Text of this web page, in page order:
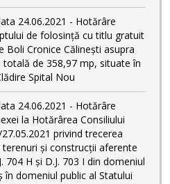
24.06.2021 - Hotărâre
de folosință cu titlu gratuit
Boli Cronice Călinești asupra
de 358,97 mp, situate în
Spital Nou
24.06.2021 - Hotărâre
la Hotărârea Consiliului
privind trecerea
şi construcţii aferente
704 H și D.J. 703 I din domeniul
în domeniul public al Statului